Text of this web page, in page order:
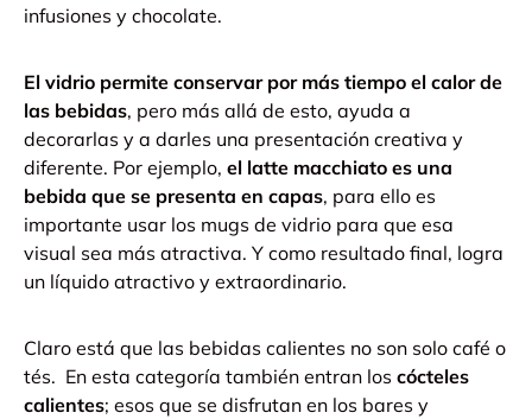
infusiones y chocolate.
El vidrio permite conservar por más tiempo el calor de
las bebidas, pero más allá de esto, ayuda a
decorarlas y a darles una presentación creativa y
diferente. Por ejemplo, el latte macchiato es una
bebida que se presenta en capas, para ello es
importante usar los mugs de vidrio para que esa
visual sea más atractiva. Y como resultado final, logra
un líquido atractivo y extraordinario.
Claro está que las bebidas calientes no son solo café o
tés. En esta categoría también entran los cócteles
calientes; esos que se disfrutan en los bares y